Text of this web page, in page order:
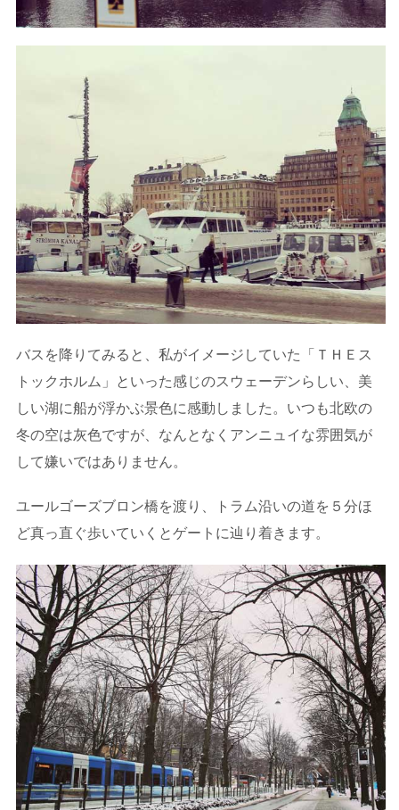
バスを降りてみると、私がイメージしていた「ＴＨＥス
トックホルム」といった感じのスウェーデンらしい、美
しい湖に船が浮かぶ景色に感動しました。いつも北欧の
冬の空は灰色ですが、なんとなくアンニュイな雰囲気が
して嫌いではありません。
ユールゴーズブロン橋を渡り、トラム沿いの道を５分ほ
ど真っ直ぐ歩いていくとゲートに辿り着きます。